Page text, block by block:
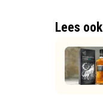
Lees ook